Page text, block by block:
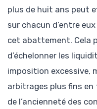
plus de huit ans peut
sur chacun d’entre
cet abattement. Cela
d’échelonner les
imposition excessive,
arbitrages plus fins
de l’ancienneté des